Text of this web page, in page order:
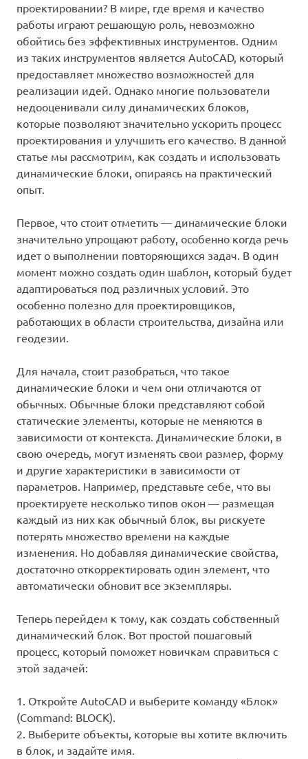
проектировании? В мире, где время и качество
работы играют решающую роль, невозможно
обойтись без эффективных инструментов. Одним
из таких инструментов является AutoCAD, который
предоставляет множество возможностей для
реализации идей. Однако многие пользователи
недооценивали силу динамических блоков,
которые позволяют значительно ускорить процесс
проектирования и улучшить его качество. В данной
статье мы рассмотрим, как создать и использовать
динамические блоки, опираясь на практический
опыт.
Первое, что стоит отметить — динамические блоки
значительно упрощают работу, особенно когда речь
идет о выполнении повторяющихся задач. В один
момент можно создать один шаблон, который будет
адаптироваться под различных условий. Это
особенно полезно для проектировщиков,
работающих в области строительства, дизайна или
геодезии.
Для начала, стоит разобраться, что такое
динамические блоки и чем они отличаются от
обычных. Обычные блоки представляют собой
статические элементы, которые не меняются в
зависимости от контекста. Динамические блоки, в
свою очередь, могут изменять свои размер, форму
и другие характеристики в зависимости от
параметров. Например, представьте себе, что вы
проектируете несколько типов окон — размещая
каждый из них как обычный блок, вы рискуете
потерять множество времени на каждые
изменения. Но добавляя динамические свойства,
достаточно откорректировать один элемент, что
автоматически обновит все экземпляры.
Теперь перейдем к тому, как создать собственный
динамический блок. Вот простой пошаговый
процесс, который поможет новичкам справиться с
этой задачей:
1. Откройте AutoCAD и выберите команду «Блок»
(Command: BLOCK).
2. Выберите объекты, которые вы хотите включить
в блок, и задайте имя.